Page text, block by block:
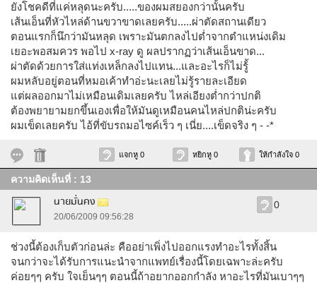
ยังโชคดีที่แค่หลุดนะครับ.....ของผมสยองกว่านั้นครับ
เส้นเอ็นที่หัวไหล่ด้านขวาขาดเลยครับ.....ผ่าตัดสถานเดียว
ตอนแรกก็นึกว่ามันหลุด เพราะมันตกลงไปต่ำจากตำแหน่งเดิม
เยอะพอสมควร พอไป x-ray ดู ผลปรากฏว่าเส้นเอ็นขาด...
ผ่าตัดด้วยการใส่แท่งเหล็กลงไปแทน...และอะไรก็ไม่รู้้
ผมหลับอยู่ตอนที่หมอเค้าทำอ่ะนะเลยไม่รู้รายละเอียด
แต่ผลออกมาไม่เหมือนเดิมเลยครับ ไหล่เอียงต่ำกว่าปกติ
ต้องพยายามยกขึ้นเองเพื่อให้มันดูเหมือนคนไหล่ปกติน่ะครับ
ผมเข็ดเลยครับ ไอ้ที่ขับรถมอไซค์เร็ว ๆ เนี่ย....เข็ดจริง ๆ - -*
แจกหู 0 หยิกหู 0 ให้กำลังใจ 0
ความคิดเห็นที่ : 13
นายมั่นคง
20/06/2009 09:56:28
0
ช่วงนี้ต้องเก็บตัวก่อนล่ะ คืออย่าเพิ่งไปออกแรงทำอะไรทั้งสิ้น
จนกว่าจะได้รับการแนะนำจากแพทย์เรื่องนี้โดยเฉพาะล่ะครับ
ค่อยๆๆ ครับ ใจเย็นๆๆ ตอนนี้ถ้าอยากออกกำลัง หาอะไรที่มันเบาๆๆ